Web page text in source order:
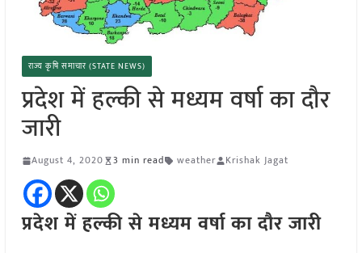
राज्य कृषि समाचार (STATE NEWS)
प्रदेश में हल्की से मध्यम वर्षा का दौर
जारी
August 4, 2020 3 min read weather Krishak Jagat
प्रदेश में हल्की से मध्यम वर्षा का दौर जारी